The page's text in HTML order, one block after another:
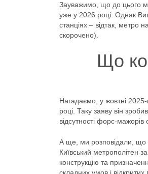
Зауважимо, що до цього
уже у 2026 році. Однак
станціях – відтак, метро
скорочено).
Що
Нагадаємо, у жовтні
році. Таку заяву він
відсутності форс-
А ще, ми розповідали, що
Київський метрополітен
конструкцію та